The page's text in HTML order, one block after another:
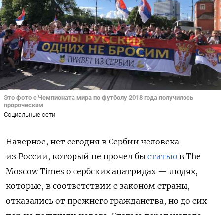
Это фото с Чемпионата мира по футболу 2018 года получилось
пророческим
Социальные сети
Наверное, нет сегодня в Сербии человека
из России, который не прочел бы статью в The
Moscow Times о сербских апатридах — людях,
которые, в соответствии с законом страны,
отказались от прежнего гражданства, но до сих